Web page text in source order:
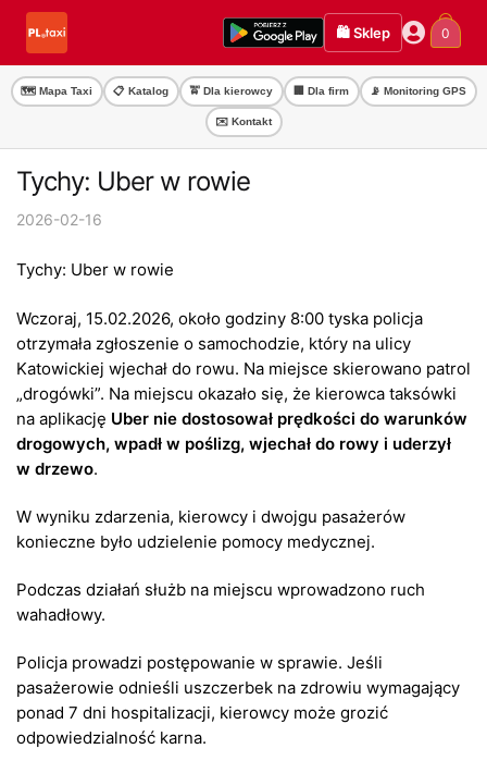
Przejdź
nawigacji
Przejdź
treści
🛍️ Sklep 0
🗺️ Mapa Taxi 📋 Katalog 🚖 Dla kierowcy 🏢 Dla firm 📡 Monitoring GPS
✉️ Kontakt
Tychy: Uber w rowie
2026-02-16
Tychy: Uber w rowie
Wczoraj, 15.02.2026, około godziny 8:00 tyska policja
otrzymała zgłoszenie o samochodzie, który na ulicy
Katowickiej wjechał do rowu. Na miejsce skierowano patrol
„drogówki”. Na miejscu okazało się, że kierowca taksówki
na aplikację Uber nie dostosował prędkości do warunków
drogowych, wpadł w poślizg, wjechał do rowy i uderzył
w drzewo.
W wyniku zdarzenia, kierowcy i dwojgu pasażerów
konieczne było udzielenie pomocy medycznej.
Podczas działań służb na miejscu wprowadzono ruch
wahadłowy.
Policja prowadzi postępowanie w sprawie. Jeśli
pasażerowie odnieśli uszczerbek na zdrowiu wymagający
ponad 7 dni hospitalizacji, kierowcy może grozić
odpowiedzialność karna.